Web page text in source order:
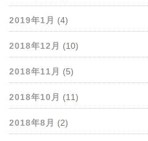
2019年1月 (4)
2018年12月 (10)
2018年11月 (5)
2018年10月 (11)
2018年8月 (2)